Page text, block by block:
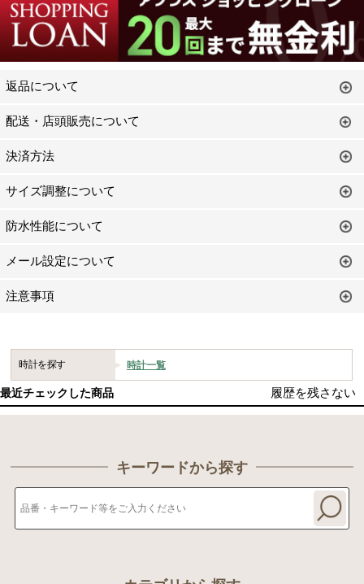
返品について
配送・店頭販売について
決済方法
サイズ調整について
防水性能について
メール設定について
注意事項
時計を探す 時計一覧
最近チェックした商品 履歴を残さない
キーワードから探す